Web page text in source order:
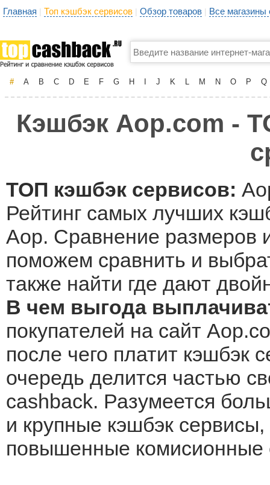
Главная | Топ кэшбэк сервисов | Обзор товаров | Все
# A B C D E F G H J K L M N O P Q
Кэшбэк Aop.com -
ТОП кэшбэк сервисов:
Рейтинг самых лучших
Aop. Сравнение размеров
поможем сравнить и
также найти где дают
В чем выгода
покупателей на сайт
после чего платит кэшбэк
очередь делится частью
cashback. Разумеется
и крупные кэшбэк
повышенные комисионные